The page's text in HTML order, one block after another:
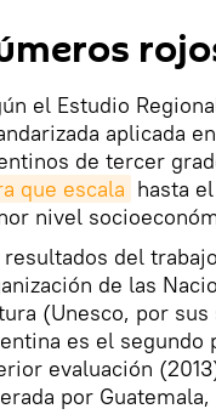
el Estudio
aplicada
de tercer
que escala hasta el
nivel
resultados del
de las
(Unesco, por
es el segundo
evaluación
por